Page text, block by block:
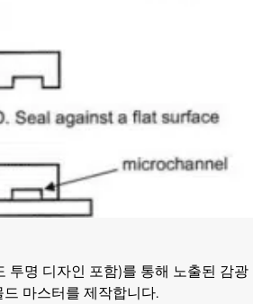
투명 디자인 포함)를 통해 노출된 감광
마스터를 제작합니다.